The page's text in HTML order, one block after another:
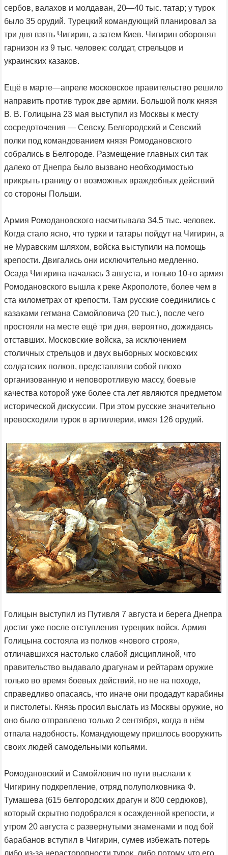
сербов, валахов и молдаван, 20—40 тыс. татар; у турок
было 35 орудий. Турецкий командующий планировал за
три дня взять Чигирин, а затем Киев. Чигирин оборонял
гарнизон из 9 тыс. человек: солдат, стрельцов и
украинских казаков.
Ещё в марте—апреле московское правительство решило
направить против турок две армии. Большой полк князя
В. В. Голицына 23 мая выступил из Москвы к месту
сосредоточения — Севску. Белгородский и Севский
полки под командованием князя Ромодановского
собрались в Белгороде. Размещение главных сил так
далеко от Днепра было вызвано необходимостью
прикрыть границу от возможных враждебных действий
со стороны Польши.
Армия Ромодановского насчитывала 34,5 тыс. человек.
Когда стало ясно, что турки и татары пойдут на Чигирин, а
не Муравским шляхом, войска выступили на помощь
крепости. Двигались они исключительно медленно.
Осада Чигирина началась 3 августа, и только 10-го армия
Ромодановского вышла к реке Акрополоте, более чем в
ста километрах от крепости. Там русские соединились с
казаками гетмана Самойловича (20 тыс.), после чего
простояли на месте ещё три дня, вероятно, дожидаясь
отставших. Московские войска, за исключением
столичных стрельцов и двух выборных московских
солдатских полков, представляли собой плохо
организованную и неповоротливую массу, боевые
качества которой уже более ста лет являются предметом
исторической дискуссии. При этом русские значительно
превосходили турок в артиллерии, имея 126 орудий.
Голицын выступил из Путивля 7 августа и берега Днепра
достиг уже после отступления турецких войск. Армия
Голицына состояла из полков «нового строя»,
отличавшихся настолько слабой дисциплиной, что
правительство выдавало драгунам и рейтарам оружие
только во время боевых действий, но не на походе,
справедливо опасаясь, что иначе они продадут карабины
и пистолеты. Князь просил выслать из Москвы оружие, но
оно было отправлено только 2 сентября, когда в нём
отпала надобность. Командующему пришлось вооружить
своих людей самодельными копьями.
Ромодановский и Самойлович по пути выслали к
Чигирину подкрепление, отряд полуполковника Ф.
Тумашева (615 белгородских драгун и 800 сердюков),
который скрытно подобрался к осажденной крепости, и
утром 20 августа с развернутыми знаменами и под бой
барабанов вступил в Чигирин, сумев избежать потерь